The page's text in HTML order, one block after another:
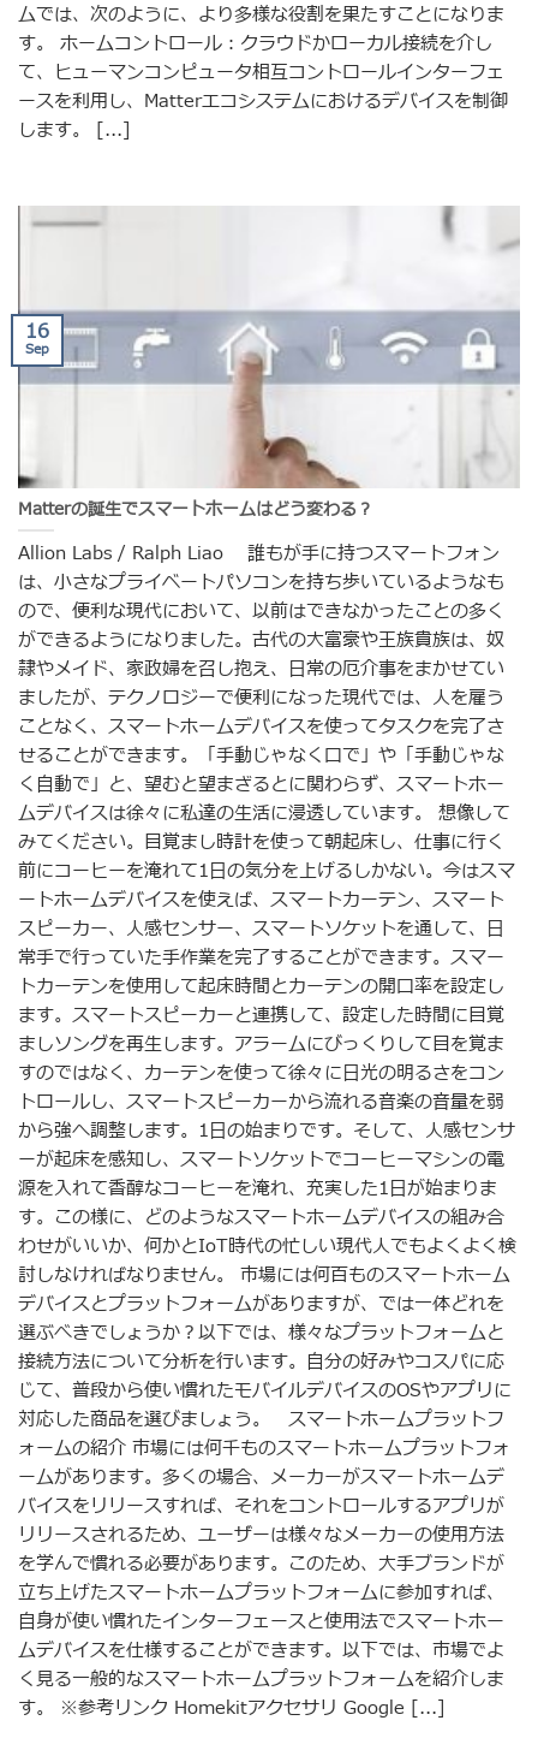
ムでは、次のように、より多様な役割を果たすことになりま
す。 ホームコントロール：クラウドかローカル接続を介し
て、ヒューマンコンピュータ相互コントロールインターフェ
ースを利用し、Matterエコシステムにおけるデバイスを制御
します。 [...]
Matterの誕生でスマートホームはどう変わる？
Allion Labs / Ralph Liao 誰もが手に持つスマートフォン
は、小さなプライベートパソコンを持ち歩いているようなも
ので、便利な現代において、以前はできなかったことの多く
ができるようになりました。古代の大富豪や王族貴族は、奴
隷やメイド、家政婦を召し抱え、日常の厄介事をまかせてい
ましたが、テクノロジーで便利になった現代では、人を雇う
ことなく、スマートホームデバイスを使ってタスクを完了さ
せることができます。「手動じゃなく口で」や「手動じゃな
く自動で」と、望むと望まざるとに関わらず、スマートホー
ムデバイスは徐々に私達の生活に浸透しています。 想像して
みてください。目覚まし時計を使って朝起床し、仕事に行く
前にコーヒーを淹れて1日の気分を上げるしかない。今はスマ
ートホームデバイスを使えば、スマートカーテン、スマート
スピーカー、人感センサー、スマートソケットを通して、日
常手で行っていた手作業を完了することができます。スマー
トカーテンを使用して起床時間とカーテンの開口率を設定し
ます。スマートスピーカーと連携して、設定した時間に目覚
ましソングを再生します。アラームにびっくりして目を覚ま
すのではなく、カーテンを使って徐々に日光の明るさをコン
トロールし、スマートスピーカーから流れる音楽の音量を弱
から強へ調整します。1日の始まりです。そして、人感センサ
ーが起床を感知し、スマートソケットでコーヒーマシンの電
源を入れて香醇なコーヒーを淹れ、充実した1日が始まりま
す。この様に、どのようなスマートホームデバイスの組み合
わせがいいか、何かとIoT時代の忙しい現代人でもよくよく検
討しなければなりません。 市場には何百ものスマートホーム
デバイスとプラットフォームがありますが、では一体どれを
選ぶべきでしょうか？以下では、様々なプラットフォームと
接続方法について分析を行います。自分の好みやコスパに応
じて、普段から使い慣れたモバイルデバイスのOSやアプリに
対応した商品を選びましょう。 スマートホームプラットフ
ォームの紹介 市場には何千ものスマートホームプラットフォ
ームがあります。多くの場合、メーカーがスマートホームデ
バイスをリリースすれば、それをコントロールするアプリが
リリースされるため、ユーザーは様々なメーカーの使用方法
を学んで慣れる必要があります。このため、大手ブランドが
立ち上げたスマートホームプラットフォームに参加すれば、
自身が使い慣れたインターフェースと使用法でスマートホー
ムデバイスを仕様することができます。以下では、市場でよ
く見る一般的なスマートホームプラットフォームを紹介しま
す。 ※参考リンク Homekitアクセサリ Google [...]
16
Sep